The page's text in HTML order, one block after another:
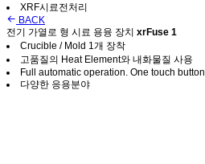
XRF시료전처리
BACK
전기 가열로 형 시료 용융 장치 xrFuse 1
Crucible / Mold 1개 장착
고품질의 Heat Element와 내화물질 사용
Full automatic operation. One touch button
다양한 응용분야